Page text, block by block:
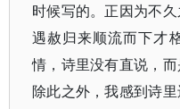
时候写的。正因为不
遇赦归来顺流而下才
情，诗里没有直说，而
除此之外，我感到诗